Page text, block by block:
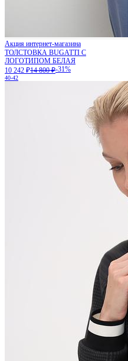
Акция интернет-магазина
ТОЛСТОВКА BUGATTI С
ЛОГОТИПОМ БЕЛАЯ
10 242 ₽14 800 ₽-31%
40-42